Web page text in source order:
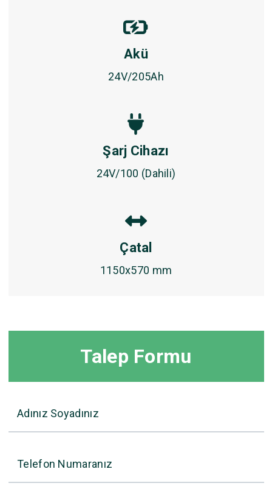
Akü
24V/205Ah
Şarj Cihazı
24V/100 (Dahili)
Çatal
1150x570 mm
Talep Formu
Adınız Soyadınız
Telefon Numaranız